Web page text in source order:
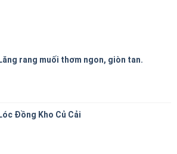
rang muối thơm ngon, giòn tan.
Đồng Kho Củ Cải